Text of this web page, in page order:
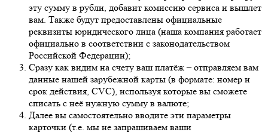
эту сумму в рубли, добавит комиссию сервиса и вышлет
вам. Также будут предоставлены официальные
реквизиты юридического лица (наша компания работает
официально в соответствии с законодательством
Российской Федерации);
Сразу как видим на счету ваш платёж – отправляем вам
данные нашей зарубежной карты (в формате: номер и
срок действия, CVC), используя которые вы сможете
списать с неё нужную сумму в валюте;
Далее вы самостоятельно вводите эти параметры
карточки (т.е. мы не запрашиваем ваши